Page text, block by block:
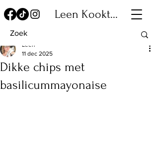
Leen Kookt...
Dikke chips met
basilicummayonaise
Leen
11 dec 2025